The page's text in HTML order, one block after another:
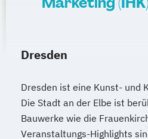
Dresden
Dresden ist eine Kunst- und
Die Stadt an der Elbe ist
Bauwerke wie die
Veranstaltungs-Highlights